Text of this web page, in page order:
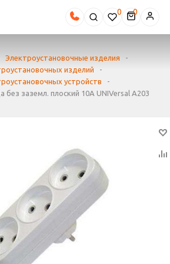
0
Электроустановочные изделия
-
изделий
-
устройств
-
без заземл. плоский 10А UNIVersal А203